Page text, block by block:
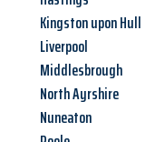
Kingston upon Hull
Liverpool
Middlesbrough
North Ayrshire
Nuneaton